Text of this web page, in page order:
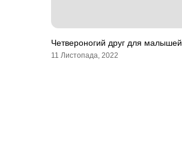
Четвероногий друг для малышей.
11 Листопада, 2022